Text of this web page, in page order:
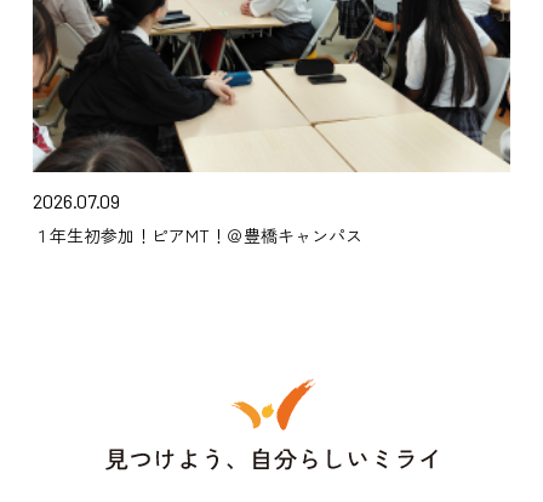
2026.07.09
１年生初参加！ピアMT！＠豊橋キャンパス